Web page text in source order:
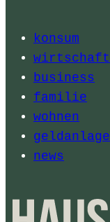
konsum
wirtschaft
business
familie
wohnen
geldanlage
news